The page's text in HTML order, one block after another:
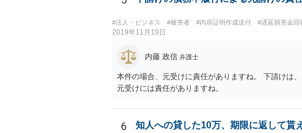
#法人・ビジネス #被害者 #内容証明作成送付 #遅延損害金回
2019年11月19日
内藤 政信 弁護士
本件の場合、元受けに責任がありますね。 下請けは
元受けには責任がありますね。
6 知人への貸した10万、期限に返して貰